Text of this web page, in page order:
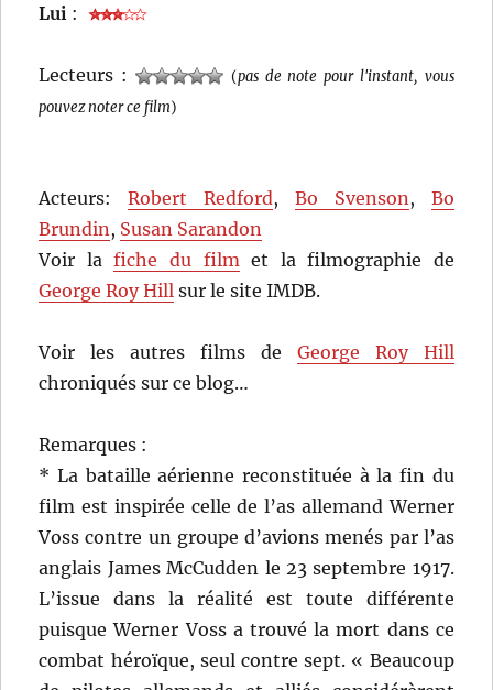
Lui :
Lecteurs : (pas de note pour l'instant, vous
pouvez noter ce film)
Acteurs:Robert Redford, Bo Svenson , Bo
Brundin , Susan Sarandon
Voir lafiche du film et la filmographie de
George Roy Hill sur le site IMDB.
Voir les autres films de George Roy Hill
chroniqués sur ce blog…
Remarques :
* La bataille aérienne reconstituée à la fin du
film est inspirée celle de l’as allemand Werner
Voss contre un groupe d’avions menés par l’as
anglais James McCudden le 23 septembre 1917.
L’issue dans la réalité est toute différente
puisque Werner Voss a trouvé la mort dans ce
combat héroïque, seul contre sept. « Beaucoup